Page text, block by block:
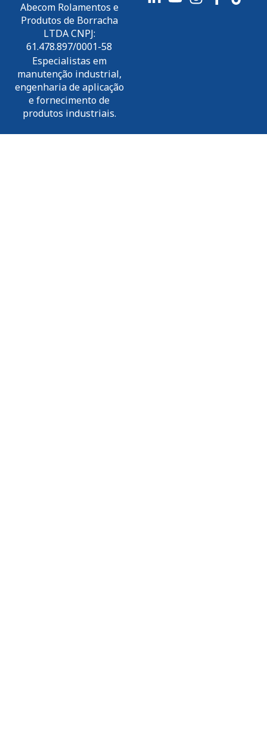
Abecom Rolamentos e
Produtos de Borracha
LTDA CNPJ:
61.478.897/0001-58
Especialistas em
manutenção industrial,
engenharia de aplicação
e fornecimento de
produtos industriais.